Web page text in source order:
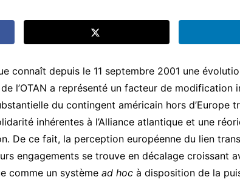
connaît depuis le 11 septembre 2001 une
de l’OTAN a représenté un facteur de modification
du contingent américain hors d’Europe
inhérentes à l’Alliance atlantique et une
De ce fait, la perception européenne du lien
engagements se trouve en décalage croissant
comme un système ad hoc à disposition de la